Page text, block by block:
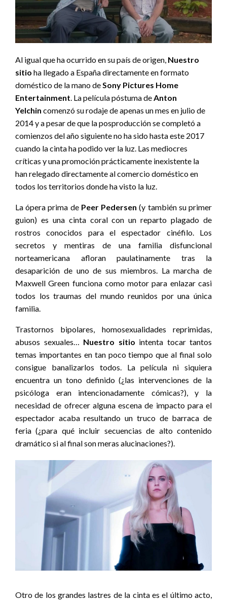
Al igual que ha ocurrido en su país de origen, Nuestro
sitio ha llegado a España directamente en formato
doméstico de la mano de Sony Pictures Home
Entertainment . La película póstuma de Anton
Yelchin comenzó su rodaje de apenas un mes en julio de
2014 y a pesar de que la posproducción se completó a
comienzos del año siguiente no ha sido hasta este 2017
cuando la cinta ha podido ver la luz. Las mediocres
críticas y una promoción prácticamente inexistente la
han relegado directamente al comercio doméstico en
todos los territorios donde ha visto la luz.
La ópera prima de Peer Pedersen (y también su primer
guion) es una cinta coral con un reparto plagado de
rostros conocidos para el espectador cinéfilo. Los
secretos y mentiras de una familia disfuncional
norteamericana afloran paulatinamente tras la
desaparición de uno de sus miembros. La marcha de
Maxwell Green funciona como motor para enlazar casi
todos los traumas del mundo reunidos por una única
familia.
Trastornos bipolares, homosexualidades reprimidas,
abusos sexuales… Nuestro sitio intenta tocar tantos
temas importantes en tan poco tiempo que al final solo
consigue banalizarlos todos. La película ni siquiera
encuentra un tono definido (¿las intervenciones de la
psicóloga eran intencionadamente cómicas?), y la
necesidad de ofrecer alguna escena de impacto para el
espectador acaba resultando un truco de barraca de
feria (¿para qué incluir secuencias de alto contenido
dramático si al final son meras alucinaciones?).
Otro de los grandes lastres de la cinta es el último acto,